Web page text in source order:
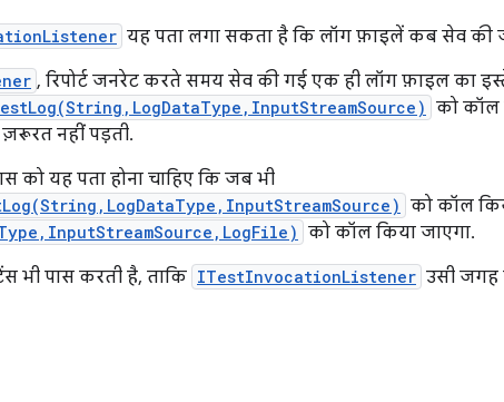
यह पता लगा सकता है कि लॉग फ़ाइलें कब सेव की
, रिपोर्ट जनरेट करते समय सेव की गई एक ही लॉग फ़ाइल का
को कॉल
नहीं पड़ती.
यह पता होना चाहिए कि जब भी
को कॉल
को कॉल किया जाएगा.
भी पास करती है, ताकि ITestInvocationListener उसी जगह